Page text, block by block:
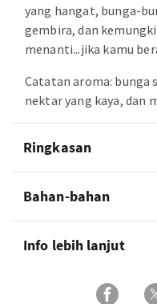
yang hangat, bunga-
gembira, dan
menanti...jika kamu
Catatan aroma: bunga
nektar yang kaya, dan
Ringkasan
Bahan-bahan
Info lebih lanjut